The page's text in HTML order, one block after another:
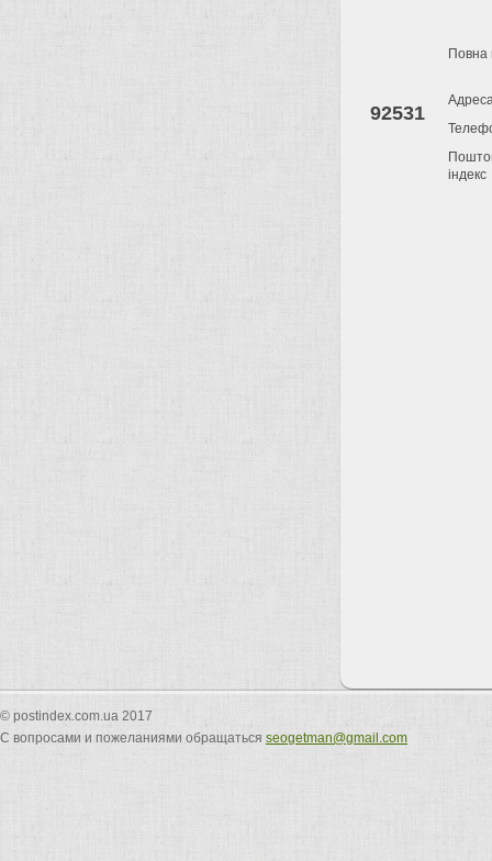
92531
Повна
індекс
© postindex.com.ua 2017
С вопросами и пожеланиями обращаться seogetman@gmail.com